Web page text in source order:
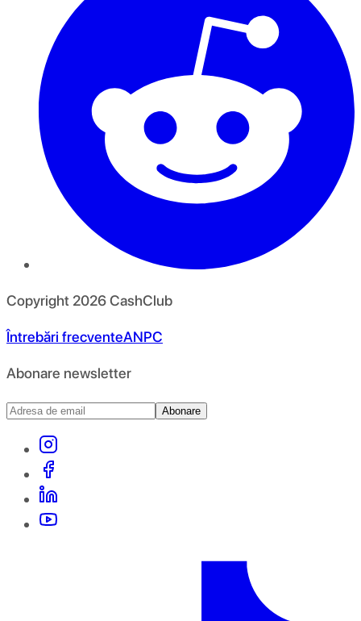
Copyright 2026CashClub
Întrebări frecventeANPC
Abonare newsletter
Abonare